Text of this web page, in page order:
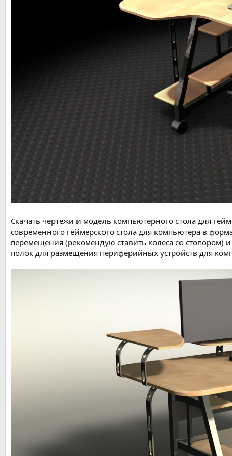
Скачать чертежи и модель компьютерного стола для
современного геймерского стола для компьютера в
перемещения (рекомендую ставить колеса со стопором)
полок для размещения периферийных устройств для